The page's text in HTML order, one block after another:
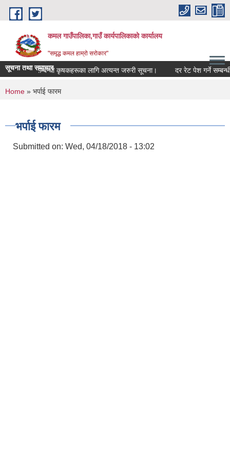
Skip to main content
कमल गाउँपालिका,गाउँ कार्यपालिकाको कार्यालय
"समृद्ध कमल हाम्रो सरोकार"
सूचना तथा समाचार
बीमा गर्ने सम्बन्धी कृषकहरूका लागि अत्यन्त जरुरी सूचना। दर रेट पेश गर्ने
You are here
Home » भर्पाई फारम
भर्पाई फारम
Submitted on: Wed, 04/18/2018 - 13:02